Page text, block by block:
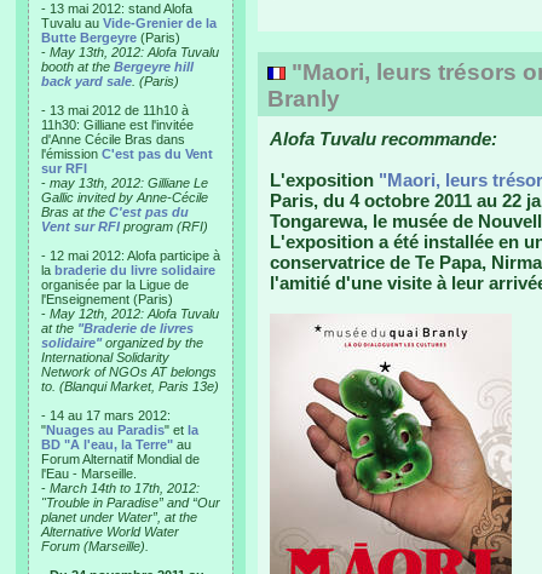
- 13 mai 2012: stand Alofa
Tuvalu au Vide-Grenier de la
Butte Bergeyre (Paris)
- May 13th, 2012: Alofa Tuvalu
booth at the Bergeyre hill
back yard sale . (Paris)
- 13 mai 2012 de 11h10 à
11h30: Gilliane est l'invitée
d'Anne Cécile Bras dans
l'émission C'est pas du Vent
sur RFI
- may 13th, 2012: Gilliane Le
Gallic invited by Anne-Cécile
Bras at the C'est pas du
Vent sur RFI program (RFI)
- 12 mai 2012: Alofa participe à
la braderie du livre solidaire
organisée par la Ligue de
l'Enseignement (Paris)
- May 12th, 2012: Alofa Tuvalu
at the "Braderie de livres
solidaire"organized by the
International Solidarity
Network of NGOs AT belongs
to. (Blanqui Market, Paris 13e)
- 14 au 17 mars 2012:
"Nuages au Paradis" et la
BD "A l'eau, la Terre" au
Forum Alternatif Mondial de
l'Eau - Marseille.
- March 14th to 17th, 2012:
"Trouble in Paradise” and “Our
planet under Water”, at the
Alternative World Water
Forum (Marseille).
"Maori, leurs trésors
Branly
Alofa Tuvalu recommande:
L'exposition "Maori, leurs
Paris, du 4 octobre 2011 au 22
Tongarewa, le musée de
L'exposition a été installée en
conservatrice de Te Papa,
l'amitié d'une visite à leur